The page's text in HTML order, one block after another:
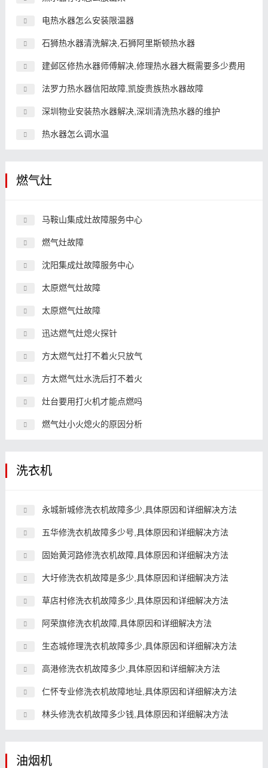
电热水器怎么安装限温器
石狮热水器清洗解决,石狮阿里斯顿热水器
建邺区修热水器师傅解决,修理热水器大概需要多少费用
法罗力热水器信阳故障,凯旋贵族热水器故障
深圳物业安装热水器解决,深圳清洗热水器的维护
热水器怎么调水温
燃气灶
马鞍山集成灶故障服务中心
燃气灶故障
沈阳集成灶故障服务中心
太原燃气灶故障
太原燃气灶故障
迅达燃气灶熄火探针
方太燃气灶打不着火只放气
方太燃气灶水洗后打不着火
灶台要用打火机才能点燃吗
燃气灶小火熄火的原因分析
洗衣机
永城新城修洗衣机故障多少,具体原因和详细解决方法
五华修洗衣机故障多少号,具体原因和详细解决方法
固始黄河路修洗衣机故障,具体原因和详细解决方法
大圩修洗衣机故障是多少,具体原因和详细解决方法
草店村修洗衣机故障多少,具体原因和详细解决方法
阿荣旗修洗衣机故障,具体原因和详细解决方法
生态城修理洗衣机故障多少,具体原因和详细解决方法
高港修洗衣机故障多少,具体原因和详细解决方法
仁怀专业修洗衣机故障地址,具体原因和详细解决方法
林头修洗衣机故障多少钱,具体原因和详细解决方法
油烟机